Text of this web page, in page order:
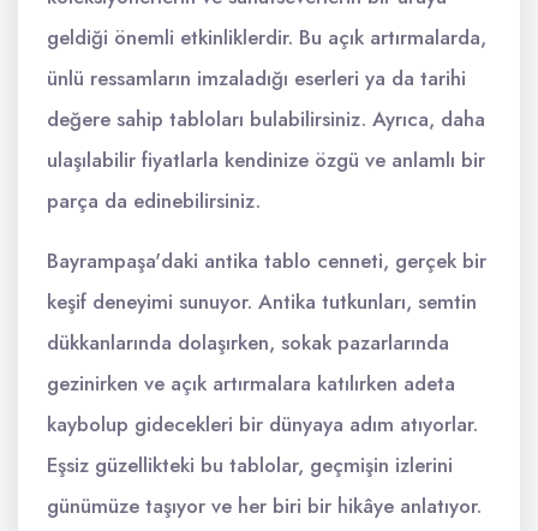
geldiği önemli etkinliklerdir. Bu açık artırmalarda,
ünlü ressamların imzaladığı eserleri ya da tarihi
değere sahip tabloları bulabilirsiniz. Ayrıca, daha
ulaşılabilir fiyatlarla kendinize özgü ve anlamlı bir
parça da edinebilirsiniz.
Bayrampaşa'daki antika tablo cenneti, gerçek bir
keşif deneyimi sunuyor. Antika tutkunları, semtin
dükkanlarında dolaşırken, sokak pazarlarında
gezinirken ve açık artırmalara katılırken adeta
kaybolup gidecekleri bir dünyaya adım atıyorlar.
Eşsiz güzellikteki bu tablolar, geçmişin izlerini
günümüze taşıyor ve her biri bir hikâye anlatıyor.